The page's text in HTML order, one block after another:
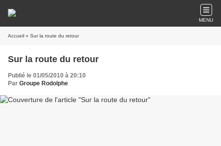
MENU
Accueil » Sur la route du retour
Sur la route du retour
Publié le 01/05/2010 à 20:10
Par Groupe Rodolphe